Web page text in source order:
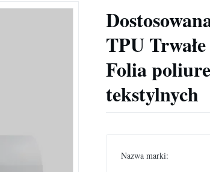
TPU
Folia
tekstylnych
Nazwa marki: